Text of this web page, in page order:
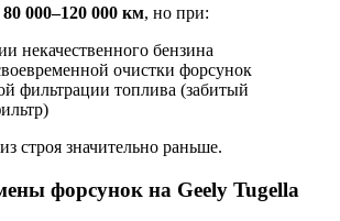
80 000–120 000 км, но при:
некачественного бензина
очистки форсунок
фильтрации топлива (забитый
строя значительно раньше.
форсунок на Geely Tugella